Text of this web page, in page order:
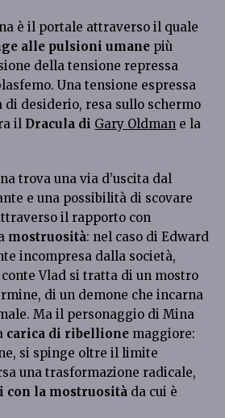
è il portale attraverso il quale
alle pulsioni umane più
della tensione repressa
Una tensione espressa
desiderio, resa sullo schermo
il Dracula di Gary Oldman e la
trova una via d’uscita dal
e una possibilità di scovare
il rapporto con
mostruosità: nel caso di Edward
incompresa dalla società,
Vlad si tratta di un mostro
di un demone che incarna
Ma il personaggio di Mina
carica di ribellione maggiore:
si spinge oltre il limite
una trasformazione radicale,
con la mostruosità da cui è